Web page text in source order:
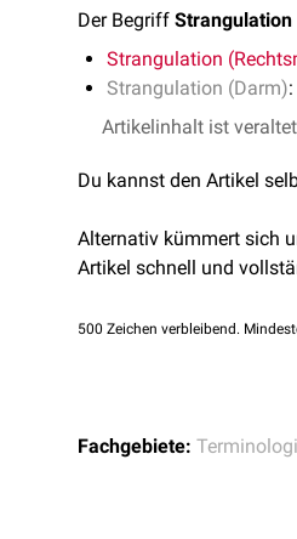
Der Begriff Strangulation
Strangulation
Strangulation (Darm)
Artikelinhalt ist
Du kannst den Artikel
Alternativ kümmert sich
Artikel schnell und
500 Zeichen verbleibend.
Fachgebiete: